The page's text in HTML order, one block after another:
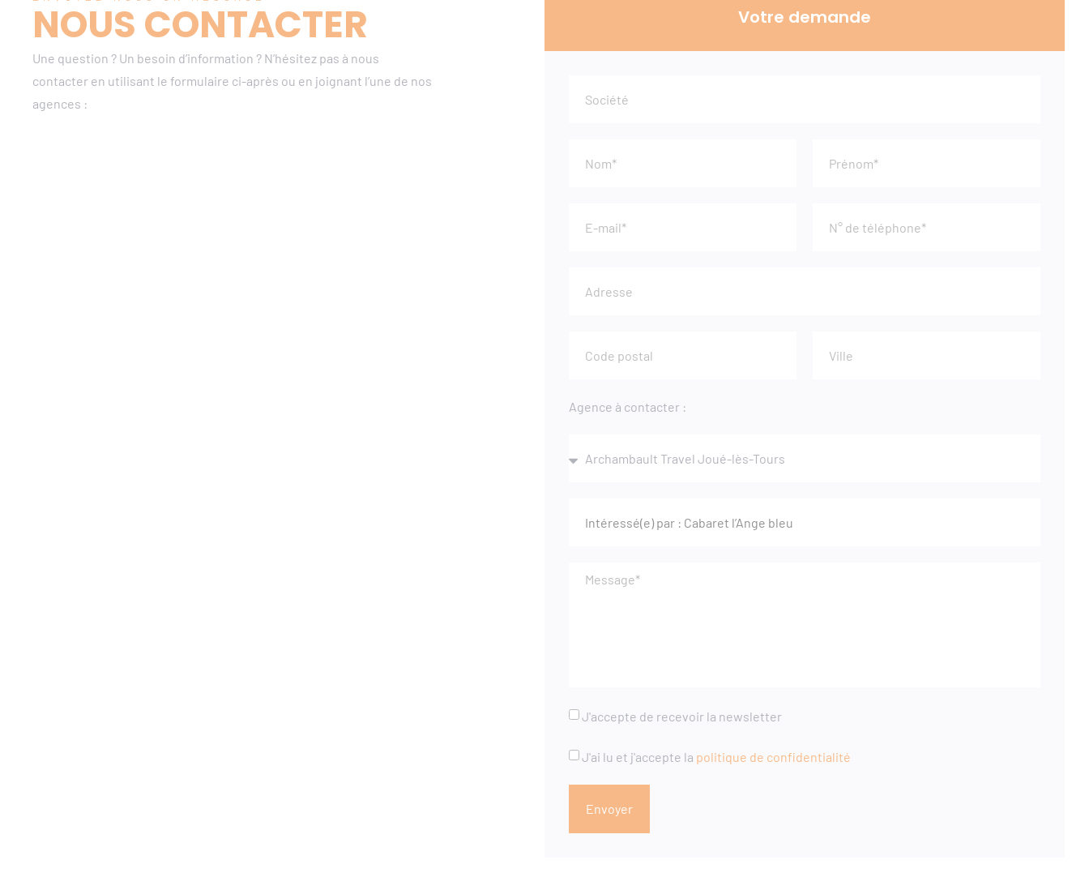
NOUS CONTACTER
Une question ? Un besoin d’information ? N’hésitez pas à nous
contacter en utilisant le formulaire ci-après ou en joignant l’une de nos
agences :
Votre demande
Agence à contacter :
J'accepte de recevoir la newsletter
J'ai lu et j'accepte la politique de confidentialité
Envoyer